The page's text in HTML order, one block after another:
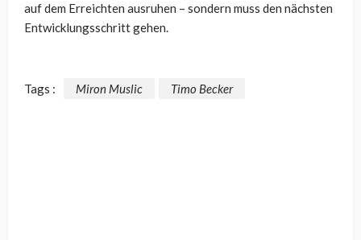
auf dem Erreichten ausruhen – sondern muss den nächsten
Entwicklungsschritt gehen.
Tags : Miron Muslic Timo Becker